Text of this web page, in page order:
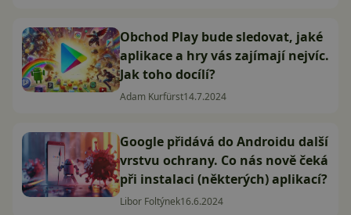
Obchod Play bude sledovat, jaké
aplikace a hry vás zajímají nejvíc.
Jak toho docílí?
Adam Kurfürst14.7.2024
Google přidává do Androidu další
vrstvu ochrany. Co nás nově čeká
při instalaci (některých) aplikací?
Libor Foltýnek16.6.2024